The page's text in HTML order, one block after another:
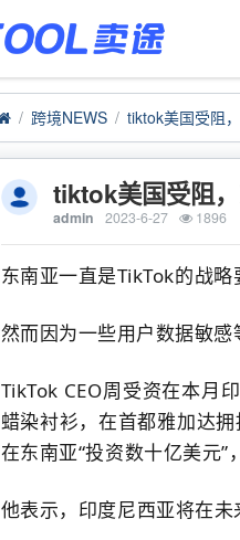
跨境NEWS tiktok美国受阻
tiktok美国受阻
admin 2023-6-27 1896
东南亚一直是TikTok的战
然而因为一些用户数据敏感
TikTok CEO周受资在本月
蜡染衬衫，在首都雅加达拥
在东南亚“投资数十亿美元”
他表示，印度尼西亚将在未